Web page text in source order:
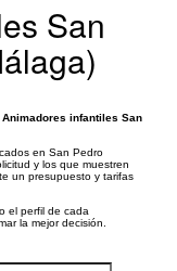
San
Animadores infantiles San
en San Pedro
y los que muestren
un presupuesto y tarifas
el perfil de cada
la mejor decisión.